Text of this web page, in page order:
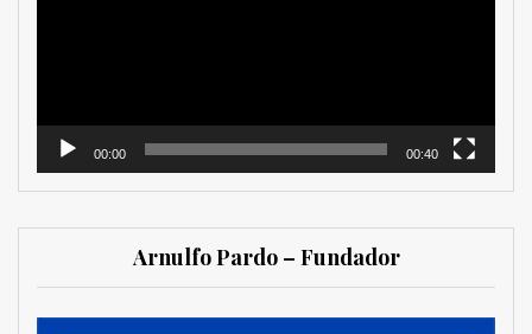
00:00 00:40
Arnulfo Pardo – Fundador